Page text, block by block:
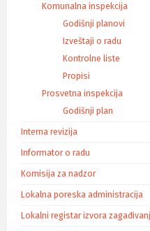
Komunalna inspekcija
Godišnji planovi
Izveštaji o radu
Kontrolne liste
Propisi
Prosvetna inspekcija
Godišnji plan
Interna revizija
Informator o radu
Komisija za nadzor
Lokalna poreska administracija
Lokalni registar izvora